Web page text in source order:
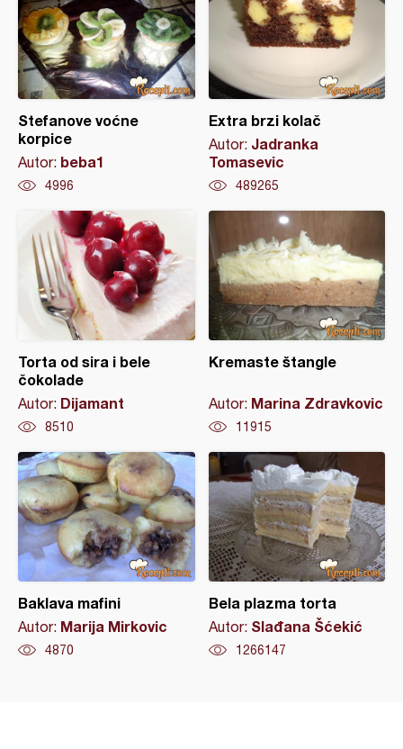
Stefanove voćne
korpice
Autor: beba1
4996
Extra brzi kolač
Autor: Jadranka
Tomasevic
489265
Torta od sira i bele
čokolade
Autor: Dijamant
8510
Kremaste štangle
Autor: Marina Zdravkovic
11915
Baklava mafini
Autor: Marija Mirkovic
4870
Bela plazma torta
Autor: Slađana Šćekić
1266147